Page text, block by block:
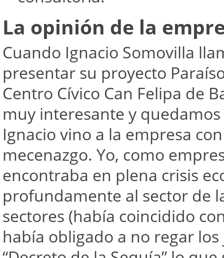
La opinión de la
Cuando Ignacio Somovilla
presentar su proyecto
Centro Cívico Can Felipa de
muy interesante y
Ignacio vino a la empresa
mecenazgo. Yo, como
encontraba en plena crisis
profundamente al sector de
sectores (había coincidido
había obligado a no regar